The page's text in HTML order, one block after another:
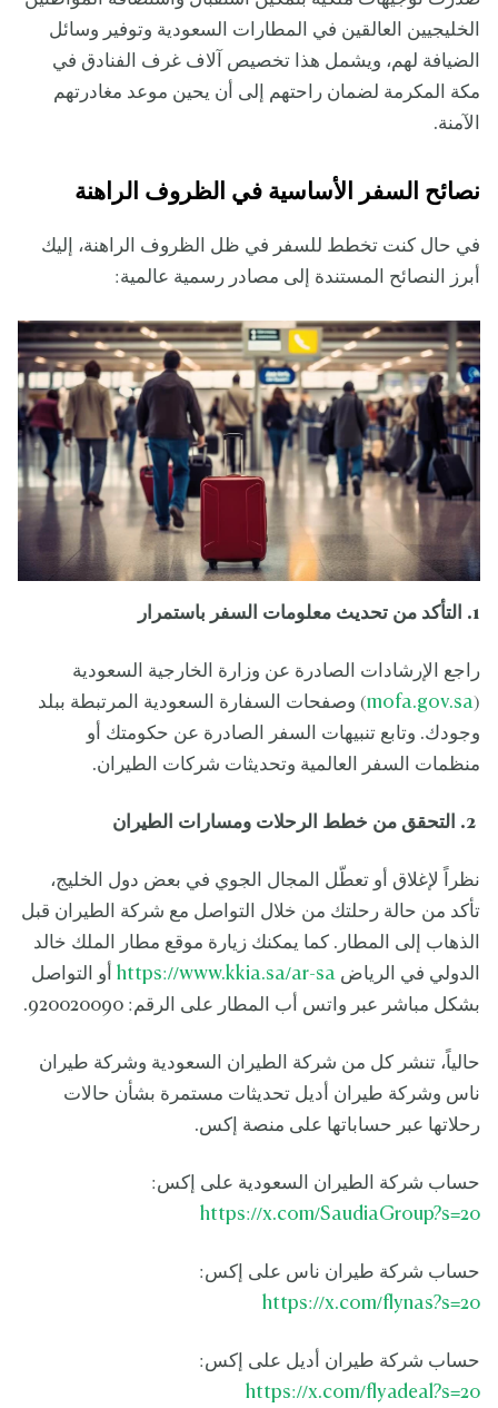
الخليجيين العالقين في المطارات السعودية وتوفير وسائل
الضيافة لهم، ويشمل هذا تخصيص آلاف غرف الفنادق في
مكة المكرمة لضمان راحتهم إلى أن يحين موعد مغادرتهم
الآمنة.
نصائح السفر الأساسية في الظروف الراهنة
في حال كنت تخطط للسفر في ظل الظروف الراهنة، إليك
أبرز النصائح المستندة إلى مصادر رسمية عالمية:
1. التأكد من تحديث معلومات السفر باستمرار
راجع الإرشادات الصادرة عن وزارة الخارجية السعودية
(
mofa.gov.sa) وصفحات السفارة السعودية المرتبطة ببلد
وجودك. وتابع تنبيهات السفر الصادرة عن حكومتك أو
منظمات السفر العالمية وتحديثات شركات الطيران.
نظراً لإغلاق أو تعطّل المجال الجوي في بعض دول الخليج،
تأكد من حالة رحلتك من خلال التواصل مع شركة الطيران قبل
الذهاب إلى المطار. كما يمكنك زيارة موقع مطار الملك خالد
الدولي في الرياض
أو التواصل
بشكل مباشر عبر واتس أب المطار على الرقم: 920020090.
حالياً، تنشر كل من شركة الطيران السعودية وشركة طيران
ناس وشركة طيران أديل تحديثات مستمرة بشأن حالات
رحلاتها عبر حساباتها على منصة إكس.
حساب شركة الطيران السعودية على إكس:
https://x.com/SaudiaGroup?s=20
حساب شركة طيران ناس على إكس:
https://x.com/flynas?s=20
حساب شركة طيران أديل على إكس:
https://x.com/flyadeal?s=20